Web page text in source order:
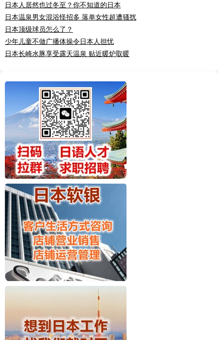
日本人居然也过冬至？你不知道的日本
日本温泉男女混浴怪招多 落单女性超遭骚扰
日本顶级球员怎么了？
少年儿童不做广播体操令日本人担忧
日本长崎水豚享受露天温泉 贴近暖炉取暖